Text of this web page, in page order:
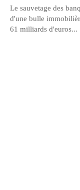
Le sauvetage des
d'une bulle
61 milliards d'euros...